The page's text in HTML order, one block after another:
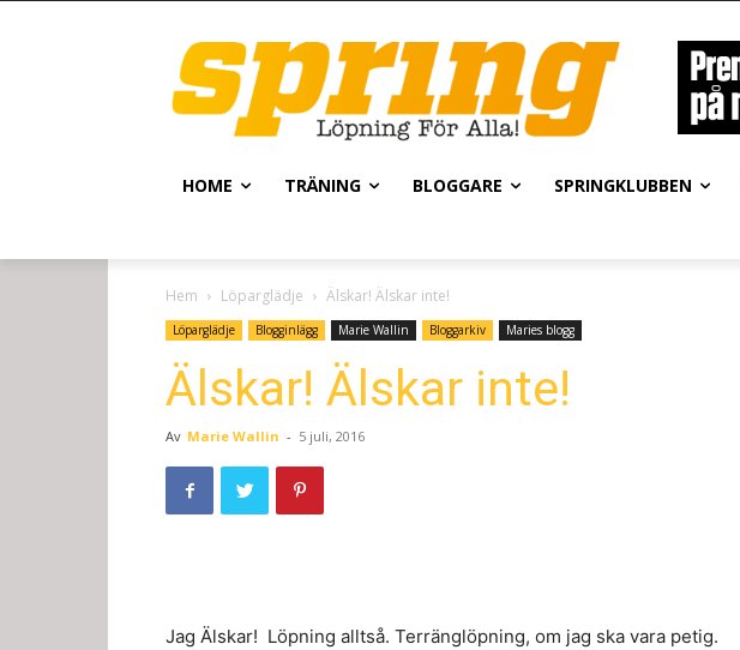
HOME TRÄNING BLOGGARE SPRINGKLUBBEN
Hem Löparglädje Älskar! Älskar inte!
Löparglädje Blogginlägg Marie Wallin Bloggarkiv Maries blogg
Älskar! Älskar inte!
Av Marie Wallin - 5 juli, 2016
Jag Älskar! Löpning alltså. Terränglöpning, om jag ska vara petig.